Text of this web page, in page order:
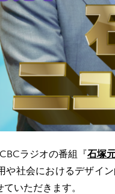
ラジオの番組『石塚
や社会におけるデザイ
いただきます。